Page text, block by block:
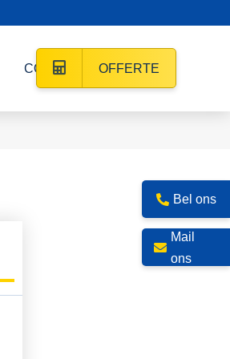
CONTACT OFFERTE
Bel ons
Mail
ons